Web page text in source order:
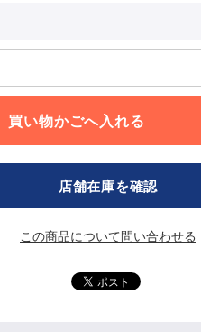
店舗在庫を確認
この商品について問い合わせる